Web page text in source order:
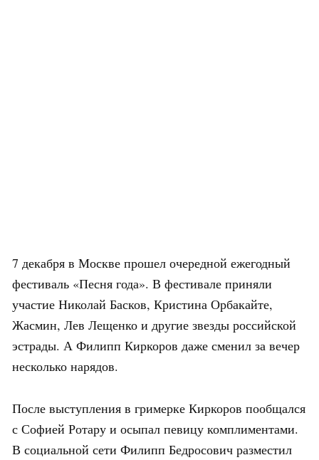
7 декабря в Москве прошел очередной ежегодный
фестиваль «Песня года». В фестивале приняли
участие Николай Басков, Кристина Орбакайте,
Жасмин, Лев Лещенко и другие звезды российской
эстрады. А Филипп Киркоров даже сменил за вечер
несколько нарядов.
После выступления в гримерке Киркоров пообщался
с Софией Ротару и осыпал певицу комплиментами.
В социальной сети Филипп Бедросович разместил